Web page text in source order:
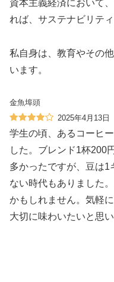
資本主義経済において
れば、サステナビリテ
私自身は、教育やその
います。
金魚埠頭
2025年4月13日
学生の頃、あるコーヒ
した。ブレンド1杯200
多かったですが、豆は1
ない時代もありました
かもしれません。気軽
大切に味わいたいと思い